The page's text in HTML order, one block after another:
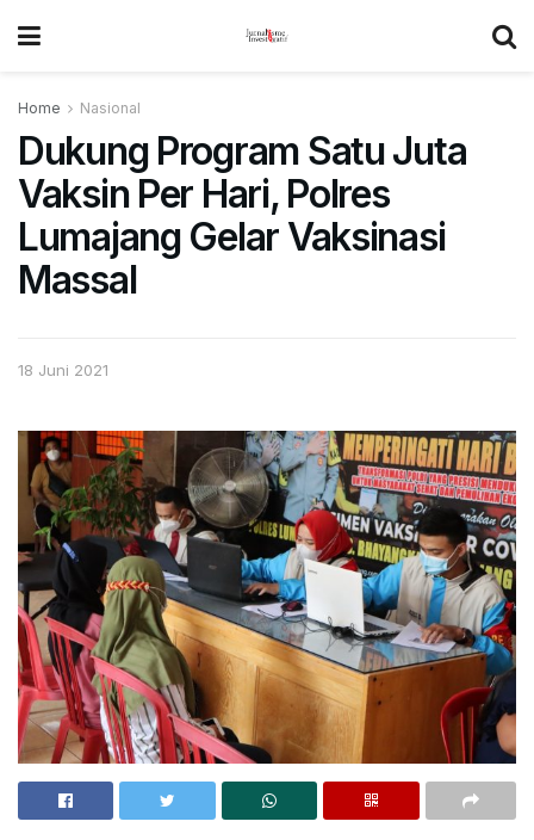
Home Nasional
Dukung Program Satu Juta
Vaksin Per Hari, Polres
Lumajang Gelar Vaksinasi
Massal
18 Juni 2021